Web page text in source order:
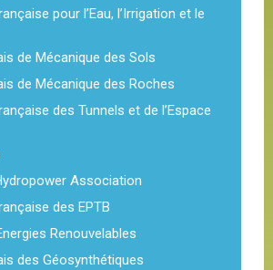
pour l’Eau, l’Irrigation et le
de Mécanique des Sols
de Mécanique des Roches
des Tunnels et de l’Espace
Association
des EPTB
Renouvelables
des Géosynthétiques